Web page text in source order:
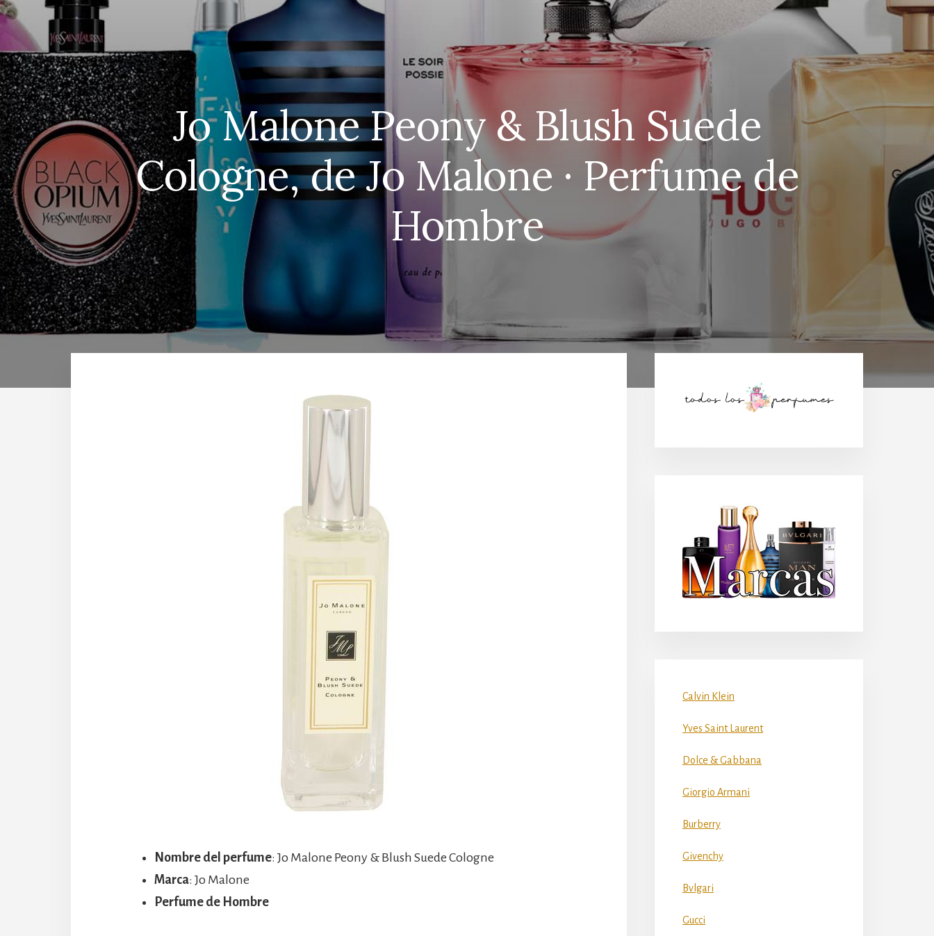
Jo Malone Peony & Blush Suede
Cologne, de Jo Malone · Perfume de
Hombre
Nombre del perfume: Jo Malone Peony & Blush Suede Cologne
Marca: Jo Malone
Perfume de Hombre
lateral
Calvin Klein
Yves Saint Laurent
Dolce & Gabbana
Giorgio Armani
Burberry
Givenchy
Bvlgari
Gucci